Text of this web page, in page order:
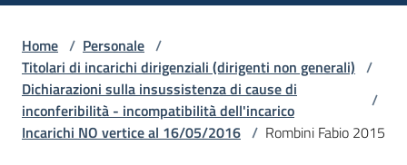
Sottosezioni
Accesso
Home / Personale /
Titolari di incarichi dirigenziali (dirigenti non generali) /
Dichiarazioni sulla insussistenza di cause di
inconferibilità - incompatibilità dell'incarico
/
Incarichi NO vertice al 16/05/2016 / Rombini Fabio 2015